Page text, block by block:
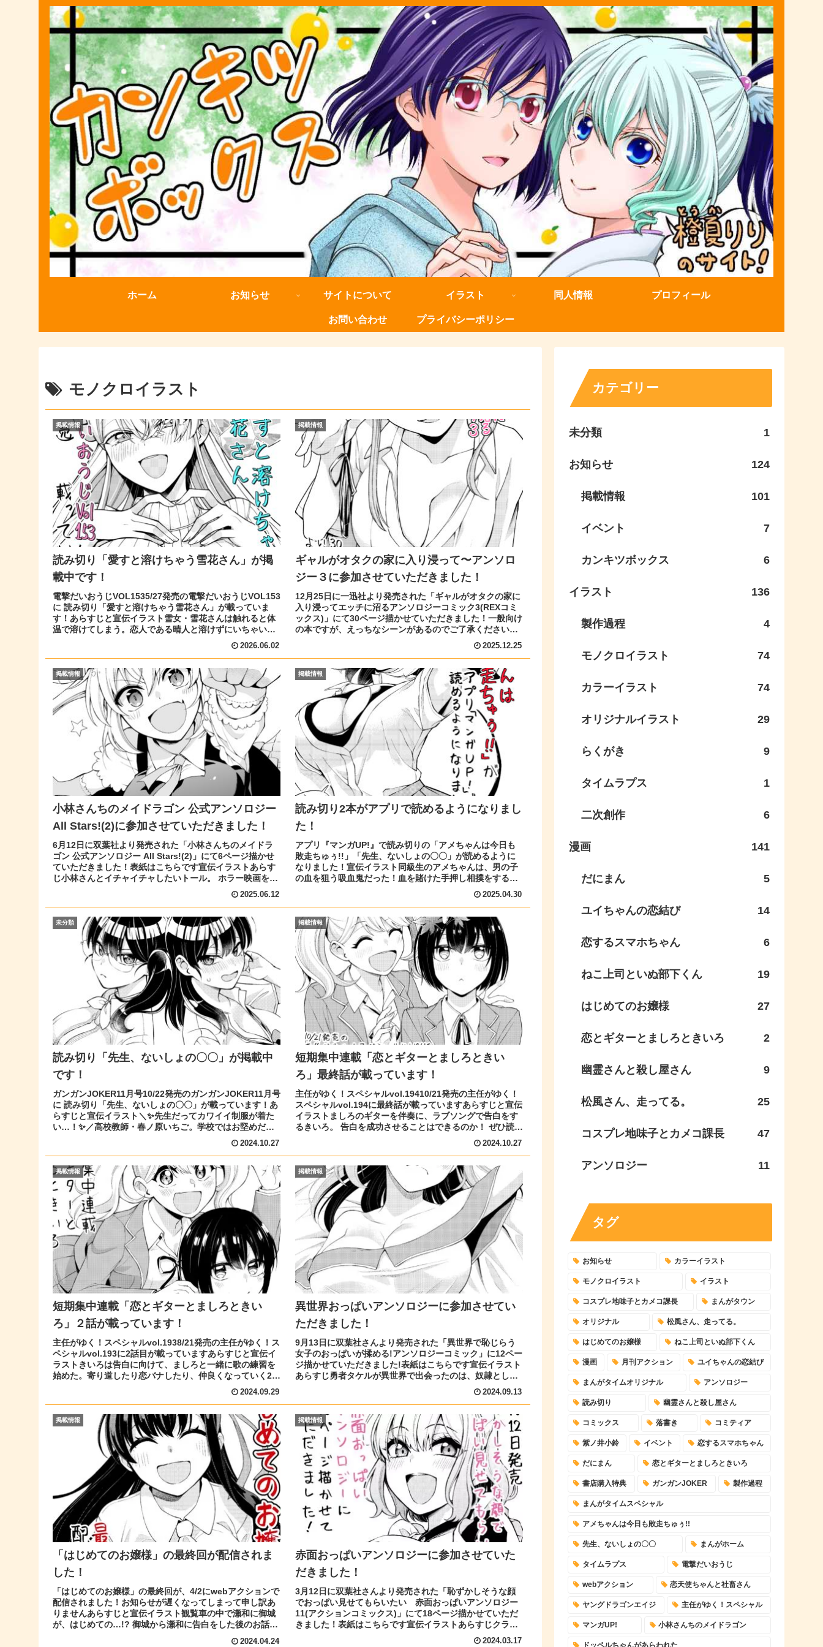
ホーム お知らせ サイトについて イラスト 同人情報 プロフィール
お問い合わせ プライバシーポリシー
モノクロイラスト
掲載情報
読み切り「愛すと溶けちゃう雪花さん」が掲
載中です！
電撃だいおうじVOL1535/27発売の電撃だいおうじVOL153
に 読み切り「愛すと溶けちゃう雪花さん」が載っていま
す！あらすじと宣伝イラスト雪女・雪花さんは触れると体
温で溶けてしまう。恋人である晴人と溶けずにいちゃいち
2026.06.02
掲載情報
ギャルがオタクの家に入り浸って〜アンソロ
ジー３に参加させていただきました！
12月25日に一迅社より発売された「ギャルがオタクの家に
入り浸ってエッチに沼るアンソロジーコミック3(REXコミ
ックス)」にて30ページ描かせていただきました！一般向け
の本ですが、えっちなシーンがあるのでご了承ください！
2025.12.25
掲載情報
小林さんちのメイドラゴン 公式アンソロジー
All Stars!(2)に参加させていただきました！
6月12日に双葉社より発売された「小林さんちのメイドラ
ゴン 公式アンソロジー All Stars!(2)」にて6ページ描かせ
ていただきました！表紙はこちらです宣伝イラストあらす
じ小林さんとイチャイチャしたいトール。 ホラー映画を見
2025.06.12
掲載情報
読み切り2本がアプリで読めるようになりまし
た！
アプリ『マンガUP!』で読み切りの「アメちゃんは今日も
敗走ちゅぅ!!」「先生、ないしょの〇〇」が読めるように
なりました！宣伝イラスト同級生のアメちゃんは、男の子
の血を狙う吸血鬼だった！血を賭けた手押し相撲をする事
2025.04.30
未分類
読み切り「先生、ないしょの〇〇」が掲載中
です！
ガンガンJOKER11月号10/22発売のガンガンJOKER11月号
に 読み切り「先生、ないしょの〇〇」が載っています！あ
らすじと宣伝イラスト＼✨先生だってカワイイ制服が着た
い…！✨／高校教師・春ノ原いちご。学校ではお堅めだけ
2024.10.27
掲載情報
短期集中連載「恋とギターとましろときい
ろ」最終話が載っています！
主任がゆく！スペシャルvol.19410/21発売の主任がゆく！
スペシャルvol.194に最終話が載っていますあらすじと宣伝
イラストましろのギターを伴奏に、ラブソングで告白をす
るきいろ。 告白を成功させることはできるのか！ ぜひ読ん
2024.10.27
掲載情報
短期集中連載「恋とギターとましろときい
ろ」２話が載っています！
主任がゆく！スペシャルvol.1938/21発売の主任がゆく！ス
ペシャルvol.193に2話目が載っていますあらすじと宣伝イ
ラストきいろは告白に向けて、ましろと一緒に歌の練習を
始めた。寄り道したり恋バナしたり、仲良くなっていく2人
2024.09.29
掲載情報
異世界おっぱいアンソロジーに参加させてい
ただきました！
9月13日に双葉社さんより発売された「異世界で恥じらう
女子のおっぱいが揉める!アンソロジーコミック」に12ペー
ジ描かせていただきました!表紙はこちらです宣伝イラスト
あらすじ勇者タケルが異世界で出会ったのは、奴隷として
2024.09.13
掲載情報
「はじめてのお嬢様」の最終回が配信されま
した！
「はじめてのお嬢様」の最終回が、4/2にwebアクションで
配信されました！お知らせが遅くなってしまって申し訳あ
りませんあらすじと宣伝イラスト観覧車の中で瀬和に御城
が、はじめての…!? 御城から瀬和に告白をした後のお話で
2024.04.24
掲載情報
赤面おっぱいアンソロジーに参加させていた
だきました！
3月12日に双葉社さんより発売された「恥ずかしそうな顔
でおっぱい見せてもらいたい 赤面おっぱいアンソロジー
11(アクションコミックス)」にて18ページ描かせていただ
きました！表紙はこちらです宣伝イラストあらすじクラス
2024.03.17
カテゴリー
未分類 1
お知らせ 124
掲載情報 101
イベント 7
カンキツボックス 6
イラスト 136
製作過程 4
モノクロイラスト 74
カラーイラスト 74
オリジナルイラスト 29
らくがき 9
タイムラプス 1
二次創作 6
漫画 141
だにまん 5
ユイちゃんの恋結び 14
恋するスマホちゃん 6
ねこ上司といぬ部下くん 19
はじめてのお嬢様 27
恋とギターとましろときいろ 2
幽霊さんと殺し屋さん 9
松風さん、走ってる。 25
コスプレ地味子とカメコ課長 47
アンソロジー 11
タグ
お知らせ カラーイラスト
モノクロイラスト イラスト
コスプレ地味子とカメコ課長 まんがタウン
オリジナル 松風さん、走ってる。
はじめてのお嬢様 ねこ上司といぬ部下くん
漫画 月刊アクション ユイちゃんの恋結び
まんがタイムオリジナル アンソロジー
読み切り 幽霊さんと殺し屋さん
コミックス 落書き コミティア
紫ノ井小鈴 イベント 恋するスマホちゃん
だにまん 恋とギターとましろときいろ
書店購入特典 ガンガンJOKER 製作過程
まんがタイムスペシャル
アメちゃんは今日も敗走ちゅぅ!!
先生、ないしょの〇〇 まんがホーム
タイムラプス 電撃だいおうじ
webアクション 恋天使ちゃんと社畜さん
ヤングドラゴンエイジ 主任がゆく！スペシャル
マンガUP! 小林さんちのメイドラゴン